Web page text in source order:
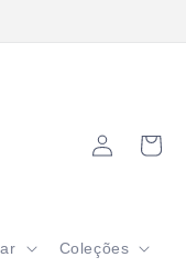
a partir de R$200
Coleções
login
Carrinho